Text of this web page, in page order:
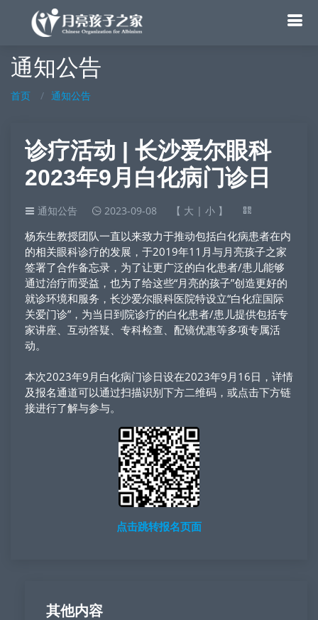
通知公告
首页 通知公告
诊疗活动 | 长沙爱尔眼科
2023年9月白化病门诊日
通知公告 2023-09-08 【 大 | 小 】
杨东生教授团队一直以来致力于推动包括白化病患者在内
的相关眼科诊疗的发展，于2019年11月与月亮孩子之家
签署了合作备忘录，为了让更广泛的白化患者/患儿能够
通过治疗而受益，也为了给这些“月亮的孩子”创造更好的
就诊环境和服务，长沙爱尔眼科医院特设立“白化症国际
关爱门诊”，为当日到院诊疗的白化患者/患儿提供包括专
家讲座、互动答疑、专科检查、配镜优惠等多项专属活
动。
本次2023年9月白化病门诊日设在2023年9月16日，详情
及报名通道可以通过扫描识别下方二维码，或点击下方链
接进行了解与参与。
点击跳转报名页面
其他内容